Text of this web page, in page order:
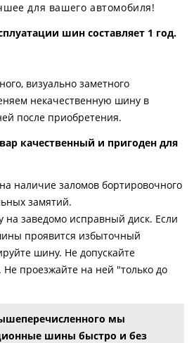
для вашего автомобиля!
шин составляет 1 год.
визуально заметного
некачественную шину в
после приобретения.
качественный и пригоден для
наличие заломов бортировочного
замятий.
заведомо исправный диск. Если
проявится избыточный
шину. Не допускайте
проезжайте на ней "только до
мы
шины быстро и без